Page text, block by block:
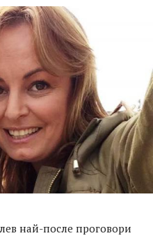
най-после проговори